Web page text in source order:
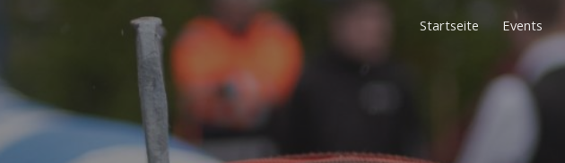
Skip to main content Skip to navigationStartseite Events